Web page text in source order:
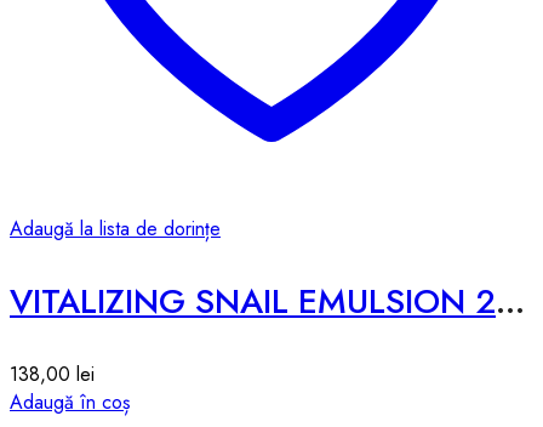
Adaugă la lista de dorințe
VITALIZING SNAIL EMULSION 2X – 200ML
138,00 lei
Adaugă în coș